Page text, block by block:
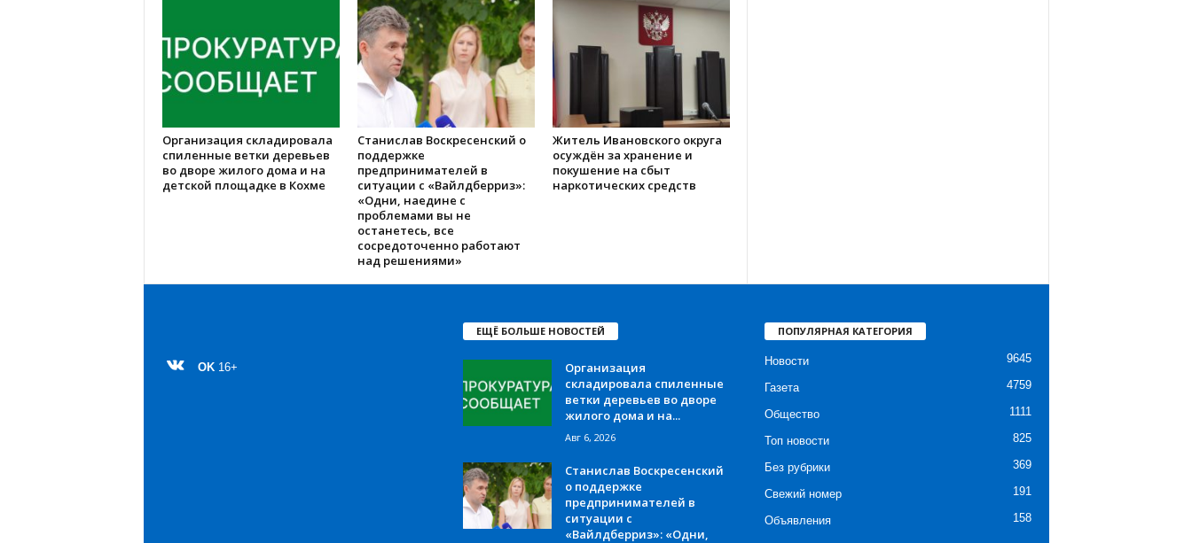
Организация складировала
спиленные ветки деревьев
во дворе жилого дома и на
детской площадке в Кохме
Станислав Воскресенский о
поддержке
предпринимателей в
ситуации с «Вайлдберриз»:
«Одни, наедине с
проблемами вы не
останетесь, все
сосредоточенно работают
над решениями»
Житель Ивановского округа
осуждён за хранение и
покушение на сбыт
наркотических средств
OK 16+
ЕЩЁ БОЛЬШЕ НОВОСТЕЙ
Организация
складировала спиленные
ветки деревьев во дворе
жилого дома и на...
Авг 6, 2026
Станислав Воскресенский
о поддержке
предпринимателей в
ситуации с
«Вайлдберриз»: «Одни,
ПОПУЛЯРНАЯ КАТЕГОРИЯ
Новости 9645
Газета 4759
Общество 1111
Топ новости 825
Без рубрики 369
Свежий номер 191
Объявления 158